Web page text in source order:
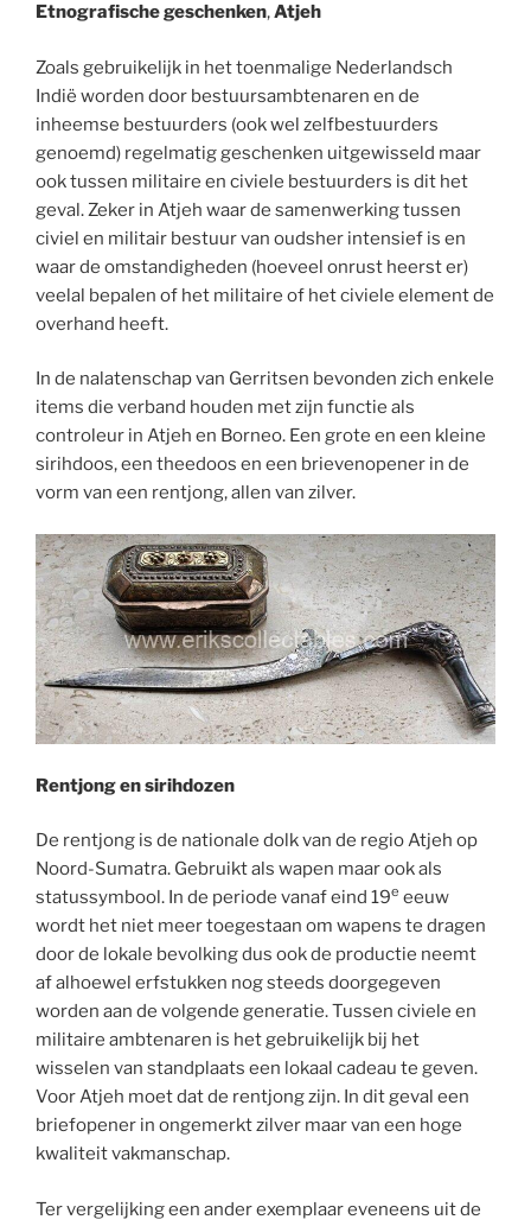
Etnografische geschenken,Atjeh
Zoals gebruikelijk in het toenmalige Nederlandsch
Indië worden door bestuursambtenaren en de
inheemse bestuurders (ook wel zelfbestuurders
genoemd) regelmatig geschenken uitgewisseld maar
ook tussen militaire en civiele bestuurders is dit het
geval. Zeker in Atjeh waar de samenwerking tussen
civiel en militair bestuur van oudsher intensief is en
waar de omstandigheden (hoeveel onrust heerst er)
veelal bepalen of het militaire of het civiele element de
overhand heeft.
In de nalatenschap van Gerritsen bevonden zich enkele
items die verband houden met zijn functie als
controleur in Atjeh en Borneo. Een grote en een kleine
sirihdoos, een theedoos en een brievenopener in de
vorm van een rentjong, allen van zilver.
Rentjong en sirihdozen
De rentjong is de nationale dolk van de regio Atjeh op
Noord-Sumatra. Gebruikt als wapen maar ook als
statussymbool. In de periode vanaf eind 19e eeuw
wordt het niet meer toegestaan om wapens te dragen
door de lokale bevolking dus ook de productie neemt
af alhoewel erfstukken nog steeds doorgegeven
worden aan de volgende generatie. Tussen civiele en
militaire ambtenaren is het gebruikelijk bij het
wisselen van standplaats een lokaal cadeau te geven.
Voor Atjeh moet dat de rentjong zijn. In dit geval een
briefopener in ongemerkt zilver maar van een hoge
kwaliteit vakmanschap.
Ter vergelijking een ander exemplaar eveneens uit de